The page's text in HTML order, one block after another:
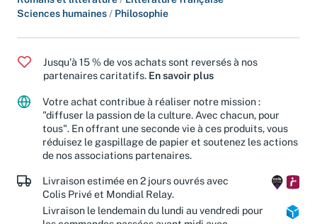
Sciences humaines / Philosophie
Jusqu'à 15 % de vos achats sont reversés à nos
partenaires caritatifs. En savoir plus
Votre achat contribue à réaliser notre mission :
"diffuser la passion de la culture. Avec chacun, pour
tous". En offrant une seconde vie à ces produits, vous
réduisez le gaspillage de papier et soutenez les actions
de nos associations partenaires.
Livraison estimée en 2 jours ouvrés avec
Colis Privé et Mondial Relay.
Livraison le lendemain du lundi au vendredi pour